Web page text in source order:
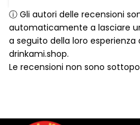
ⓘ Gli autori delle recensioni
automaticamente a lasciare
a seguito della loro
drinkami.shop.
Le recensioni non sono